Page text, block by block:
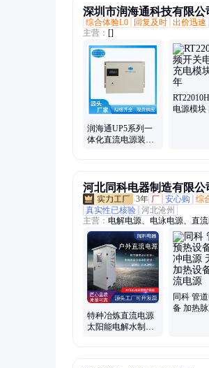
深圳市润海通科技有限公
综合体验L0
回复及时 出价迅速
主营： []
润海通UP5系列一
体化直流电源装置
电源模块
河北同科电器制造有限公
3年 厂 安心购 综
真实性已核验 河北沧州
主营： 电解电源、电泳电源、直
特种冶炼直流电源
太阳能电解水制氢
同科 管
备 加热脉